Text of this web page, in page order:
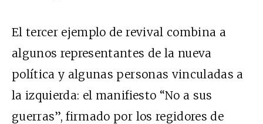
El tercer ejemplo de revival combina a
algunos representantes de la nueva
política y algunas personas vinculadas a
la izquierda: el manifiesto “No a sus
guerras”, firmado por los regidores de